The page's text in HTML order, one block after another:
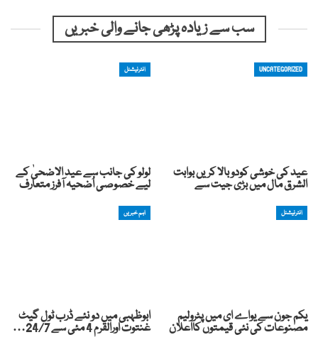
سب سے زیادہ پڑھی جانے والی خبریں
UNCATEGORIZED
عید کی خوشی کودوبالا کریں بوابت
الشرق مال میں بڑی جیت سے
انٹرنیشنل
لولو کی جانب سے عید الاضحیٰ کے
لیے خصوصی اُضحیہ آفرز متعارف
انٹرنیشنل
یکم جون سے یواے ای میں پٹرولیم
مصنوعات کی نئی قیمتوں کااعلان
اہم خبریں
ابوظہبی میں دو نئے ڈرب ٹول گیٹ
غنتوت اورالقرم 4 مئی سے 24/7…